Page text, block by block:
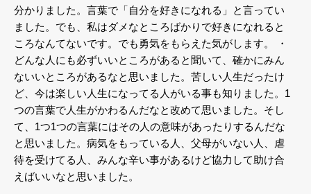
分かりました。言葉で「自分を好きになれる」と言ってい
ました。でも、私はダメなところばかりで好きになれると
ころなんてないです。でも勇気をもらえた気がします。
・
どんな人にも必ずいいところがあると聞いて、確かにみん
ないいところがあるなと思いました。苦しい人生だったけ
ど、今は楽しい人生になってる人がいる事も知りました。1
つの言葉で人生がかわるんだなと改めて思いました。そし
て、1つ1つの言葉にはその人の意味があったりするんだな
と思いました。病気をもっている人、父母がいない人、虐
待を受けてる人、みんな辛い事があるけど協力して助け合
えばいいなと思いました。